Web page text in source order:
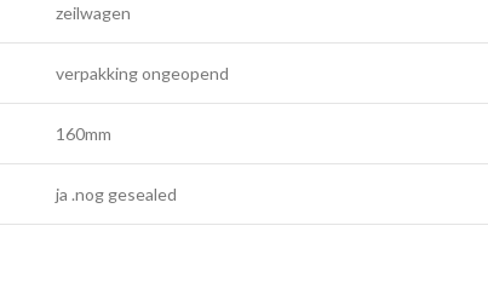
zeilwagen
verpakking ongeopend
160mm
ja .nog gesealed